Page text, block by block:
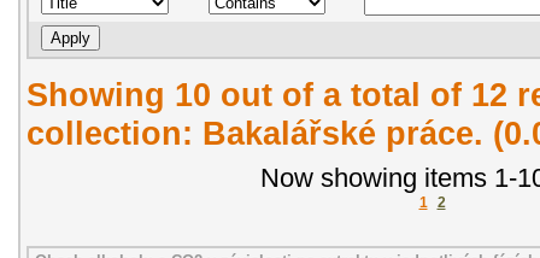
Showing 10 out of a total of 12
collection: Bakalářské práce.
Now showing items 1-
1 2